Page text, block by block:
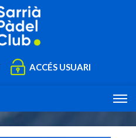
ACCÉS USUARI